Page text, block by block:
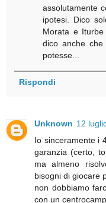
assolutamente
ipotesi. Dico
Morata e
dico anche
potesse...
Rispondi
Unknown 12
Io sinceramente i
garanzia (certo,
ma almeno
bisogni di giocare
non dobbiamo
con un